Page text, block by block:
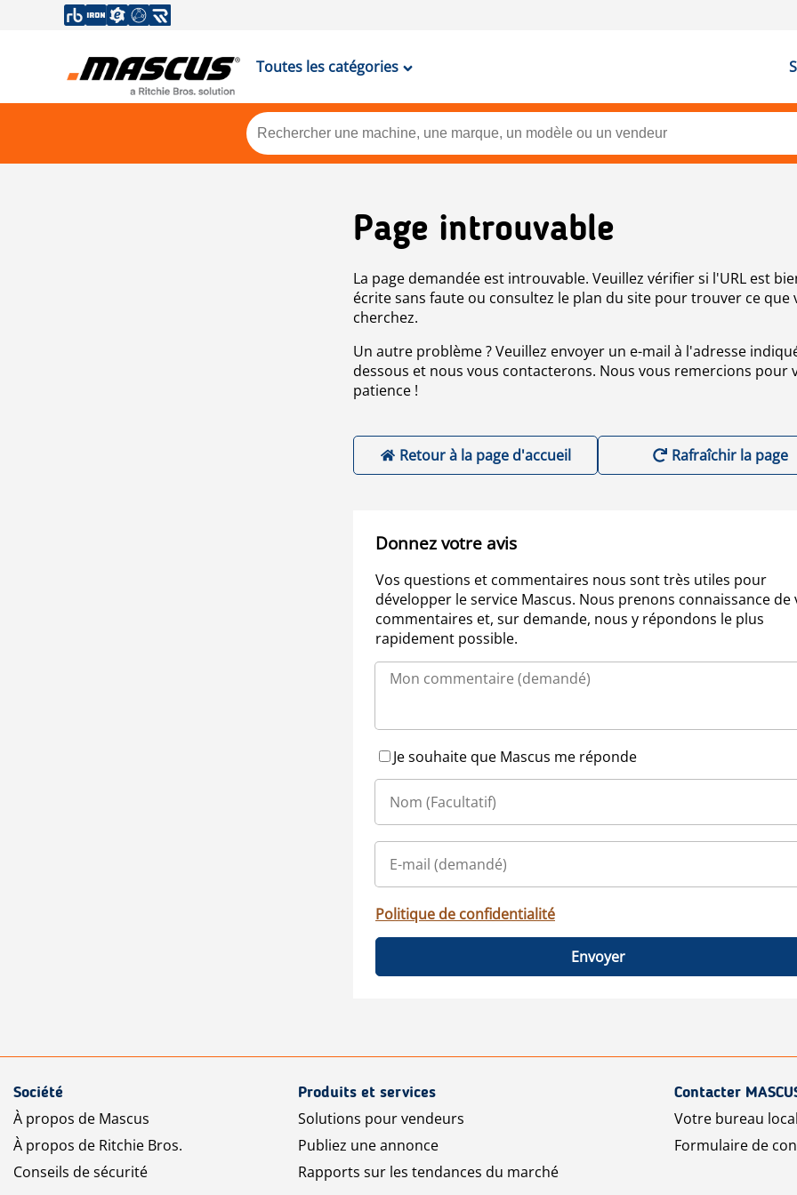
Toutes les catégories
Page introuvable
La page demandée est introuvable. Veuillez vérifier si l'URL est
écrite sans faute ou consultez le plan du site pour trouver ce que
cherchez.
Un autre problème ? Veuillez envoyer un e-mail à l'adresse
dessous et nous vous contacterons. Nous vous remercions pour
patience !
Retour à la page d'accueil Rafraîchir la page
Donnez votre avis
Vos questions et commentaires nous sont très utiles pour
développer le service Mascus. Nous prenons connaissance de
commentaires et, sur demande, nous y répondons le plus
rapidement possible.
Je souhaite que Mascus me réponde
Politique de confidentialité
Envoyer
Société
À propos de Mascus
À propos de Ritchie Bros.
Conseils de sécurité
Produits et services
Solutions pour vendeurs
Publiez une annonce
Rapports sur les tendances du marché
Contacter
Votre bureau
Formulaire de